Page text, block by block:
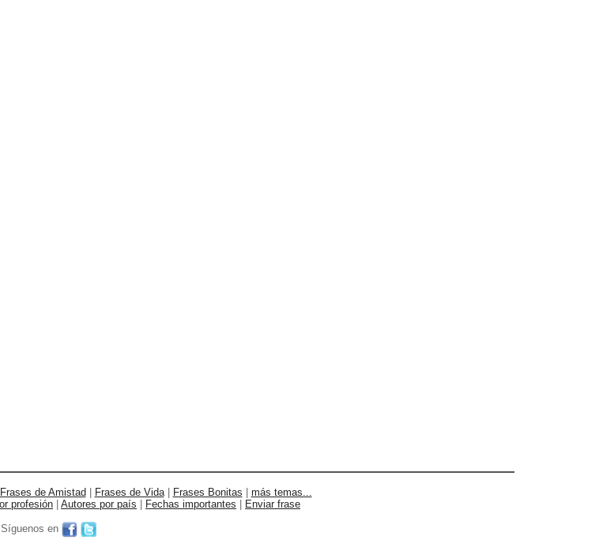
Frases de Amistad| Frases de Vida| Frases Bonitas | más temas...
profesión | Autores por país | Fechas importantes | Enviar frase
Síguenos en